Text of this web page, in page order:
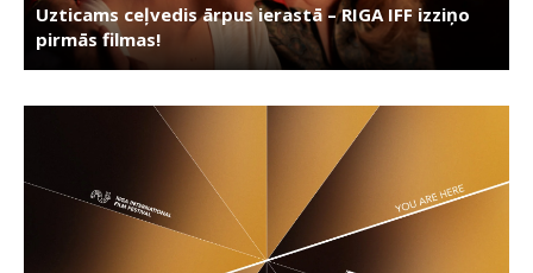
Uzticams ceļvedis ārpus ierastā – RIGA IFF izziņo
pirmās filmas!